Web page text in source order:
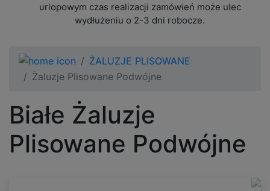
urlopowym czas realizacji zamówień może ulec
wydłużeniu o 2-3 dni robocze.
ŻALUZJE PLISOWANE
Żaluzje Plisowane Podwójne
Białe Żaluzje
Plisowane Podwójne